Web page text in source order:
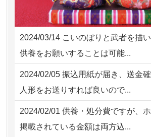
2026/07/30 08:46 東京都の方からお
2026/07/29 15:08 神奈川の方から
2026/07/29 12:23 大阪府の方から
2026/07/18つい先日も利用させてい
た。 手続...
2026/07/18 大切にしていたお人形
してくださ...
2026/07/15 子供の頃から可愛がっ
の雛人形で...
2026/07/15 お客様の声を読み、丁
ただけそう...
2024/03/14 こいのぼりと武者を描
供養をお願いすることは可能...
2024/02/05 振込用紙が届き、送金
人形をお送りすれば良いので...
2024/02/01 供養・処分費ですが、
掲載されている金額は両方込...